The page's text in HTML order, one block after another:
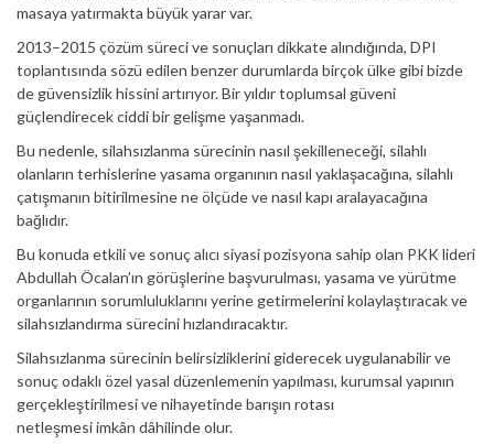
masaya yatırmakta büyük yarar var.
2013–2015 çözüm süreci ve sonuçları dikkate alındığında, DPI
toplantısında sözü edilen benzer durumlarda birçok ülke gibi bizde
de güvensizlik hissini artırıyor. Bir yıldır toplumsal güveni
güçlendirecek ciddi bir gelişme yaşanmadı.
Bu nedenle, silahsızlanma sürecinin nasıl şekilleneceği, silahlı
olanların terhislerine yasama organının nasıl yaklaşacağına, silahlı
çatışmanın bitirilmesine ne ölçüde ve nasıl kapı aralayacağına
bağlıdır.
Bu konuda etkili ve sonuç alıcı siyasi pozisyona sahip olan PKK lideri
Abdullah Öcalan’ın görüşlerine başvurulması, yasama ve yürütme
organlarının sorumluluklarını yerine getirmelerini kolaylaştıracak ve
silahsızlandırma sürecini hızlandıracaktır.
Silahsızlanma sürecinin belirsizliklerini giderecek uygulanabilir ve
sonuç odaklı özel yasal düzenlemenin yapılması, kurumsal yapının
gerçekleştirilmesi ve nihayetinde barışın rotası
netleşmesi imkân dâhilinde olur.